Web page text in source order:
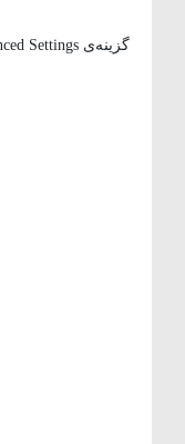
گزینه‌ی Advanced Settings را انتخاب کنید.